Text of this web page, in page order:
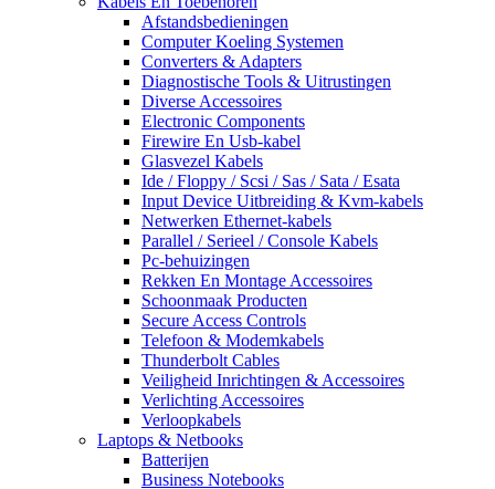
Afstandsbedieningen
Computer Koeling Systemen
Converters & Adapters
Diagnostische Tools & Uitrustingen
Diverse Accessoires
Electronic Components
Firewire En Usb-kabel
Glasvezel Kabels
Ide / Floppy / Scsi / Sas / Sata / Esata
Input Device Uitbreiding & Kvm-kabels
Netwerken Ethernet-kabels
Parallel / Serieel / Console Kabels
Pc-behuizingen
Rekken En Montage Accessoires
Schoonmaak Producten
Secure Access Controls
Telefoon & Modemkabels
Thunderbolt Cables
Veiligheid Inrichtingen & Accessoires
Verlichting Accessoires
Verloopkabels
Laptops & Netbooks
Batterijen
Business Notebooks